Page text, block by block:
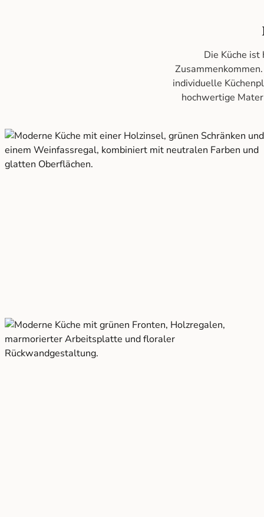
Die Küche
individuelle
hochwertige